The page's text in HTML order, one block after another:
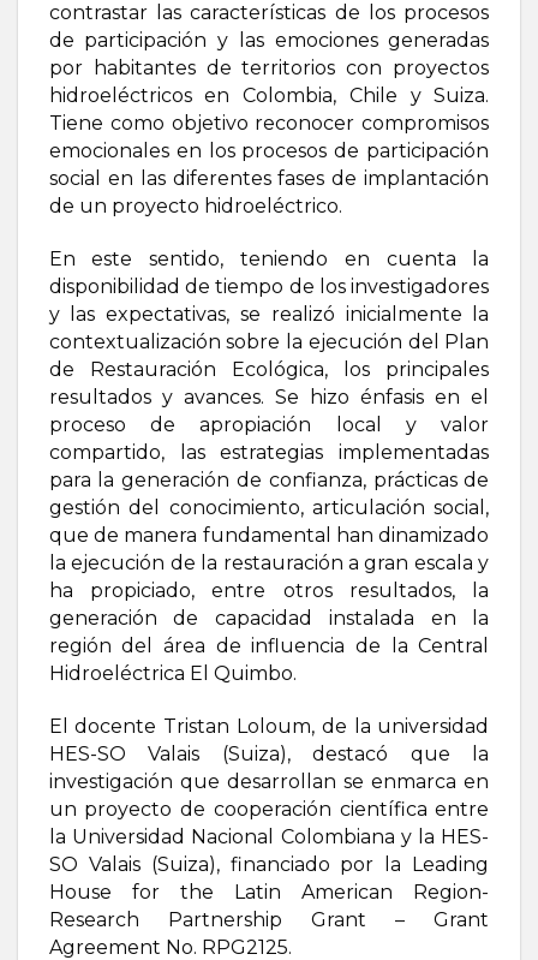
contrastar las características de los procesos
de participación y las emociones generadas
por habitantes de territorios con proyectos
hidroeléctricos en Colombia, Chile y Suiza.
Tiene como objetivo reconocer compromisos
emocionales en los procesos de participación
social en las diferentes fases de implantación
de un proyecto hidroeléctrico.
En este sentido, teniendo en cuenta la
disponibilidad de tiempo de los investigadores
y las expectativas, se realizó inicialmente la
contextualización sobre la ejecución del Plan
de Restauración Ecológica, los principales
resultados y avances. Se hizo énfasis en el
proceso de apropiación local y valor
compartido, las estrategias implementadas
para la generación de confianza, prácticas de
gestión del conocimiento, articulación social,
que de manera fundamental han dinamizado
la ejecución de la restauración a gran escala y
ha propiciado, entre otros resultados, la
generación de capacidad instalada en la
región del área de influencia de la Central
Hidroeléctrica El Quimbo.
El docente Tristan Loloum, de la universidad
HES-SO Valais (Suiza), destacó que la
investigación que desarrollan se enmarca en
un proyecto de cooperación científica entre
la Universidad Nacional Colombiana y la HES-
SO Valais (Suiza), financiado por la Leading
House for the Latin American Region-
Research Partnership Grant – Grant
Agreement No. RPG2125.